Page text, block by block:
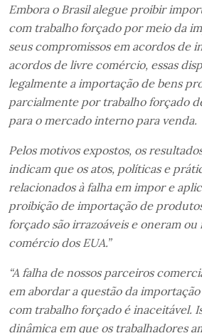
Embora o Brasil alegue proibir
com trabalho forçado por meio da
seus compromissos em acordos de
acordos de livre comércio, essas
legalmente a importação de bens
parcialmente por trabalho forçado
para o mercado interno para venda.
Pelos motivos expostos, os
indicam que os atos, políticas e
relacionados à falha em impor e
proibição de importação de
forçado são irrazoáveis ​​e oneram
comércio dos EUA.”
“A falha de nossos parceiros
em abordar a questão da
com trabalho forçado é inaceitável.
dinâmica em que os trabalhadores